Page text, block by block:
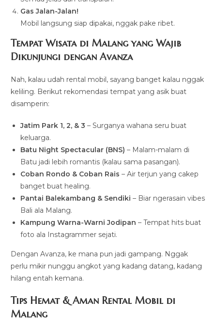
Gas Jalan-Jalan!
Mobil langsung siap dipakai, nggak pake ribet.
Tempat Wisata di Malang yang Wajib
Dikunjungi dengan Avanza
Nah, kalau udah rental mobil, sayang banget kalau nggak
keliling. Berikut rekomendasi tempat yang asik buat
disamperin:
Jatim Park 1, 2, & 3 – Surganya wahana seru buat
keluarga.
Batu Night Spectacular (BNS) – Malam-malam di
Batu jadi lebih romantis (kalau sama pasangan).
Coban Rondo & Coban Rais – Air terjun yang cakep
banget buat healing.
Pantai Balekambang & Sendiki – Biar ngerasain vibes
Bali ala Malang.
Kampung Warna-Warni Jodipan – Tempat hits buat
foto ala Instagrammer sejati.
Dengan Avanza, ke mana pun jadi gampang. Nggak
perlu mikir nunggu angkot yang kadang datang, kadang
hilang entah kemana.
Tips Hemat & Aman Rental Mobil di
Malang